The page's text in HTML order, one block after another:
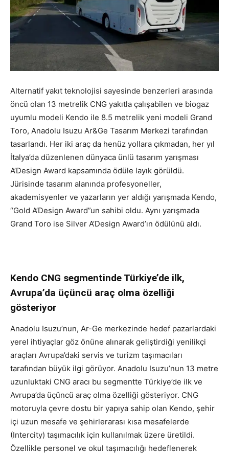
Alternatif yakıt teknolojisi sayesinde benzerleri arasında
öncü olan 13 metrelik CNG yakıtla çalışabilen ve biogaz
uyumlu modeli Kendo ile 8.5 metrelik yeni modeli Grand
Toro, Anadolu Isuzu Ar&Ge Tasarım Merkezi tarafından
tasarlandı. Her iki araç da henüz yollara çıkmadan, her yıl
İtalya’da düzenlenen dünyaca ünlü tasarım yarışması
A’Design Award kapsamında ödüle layık görüldü.
Jürisinde tasarım alanında profesyoneller,
akademisyenler ve yazarların yer aldığı yarışmada Kendo,
“Gold A’Design Award”un sahibi oldu. Aynı yarışmada
Grand Toro ise Silver A’Design Award’ın ödülünü aldı.
Kendo CNG segmentinde Türkiye’de ilk,
Avrupa’da üçüncü araç olma özelliği
gösteriyor
Anadolu Isuzu’nun, Ar-Ge merkezinde hedef pazarlardaki
yerel ihtiyaçlar göz önüne alınarak geliştirdiği yenilikçi
araçları Avrupa’daki servis ve turizm taşımacıları
tarafından büyük ilgi görüyor. Anadolu Isuzu’nun 13 metre
uzunluktaki CNG aracı bu segmentte Türkiye’de ilk ve
Avrupa’da üçüncü araç olma özelliği gösteriyor. CNG
motoruyla çevre dostu bir yapıya sahip olan Kendo, şehir
içi uzun mesafe ve şehirlerarası kısa mesafelerde
(Intercity) taşımacılık için kullanılmak üzere üretildi.
Özellikle personel ve okul taşımacılığı hedeflenerek